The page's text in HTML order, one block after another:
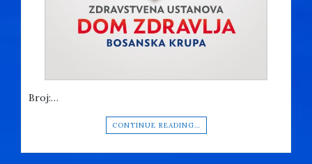
Broj:…
CONTINUE READING…